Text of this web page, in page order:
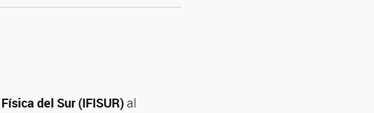
del Sur (IFISUR) al